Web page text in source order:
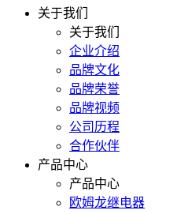
关于我们
关于我们
企业介绍
品牌文化
品牌荣誉
品牌视频
公司历程
合作伙伴
产品中心
产品中心
欧姆龙继电器